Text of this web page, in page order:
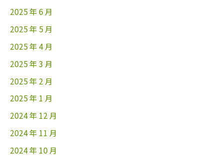
2025 年 6 月
2025 年 5 月
2025 年 4 月
2025 年 3 月
2025 年 2 月
2025 年 1 月
2024 年 12 月
2024 年 11 月
2024 年 10 月